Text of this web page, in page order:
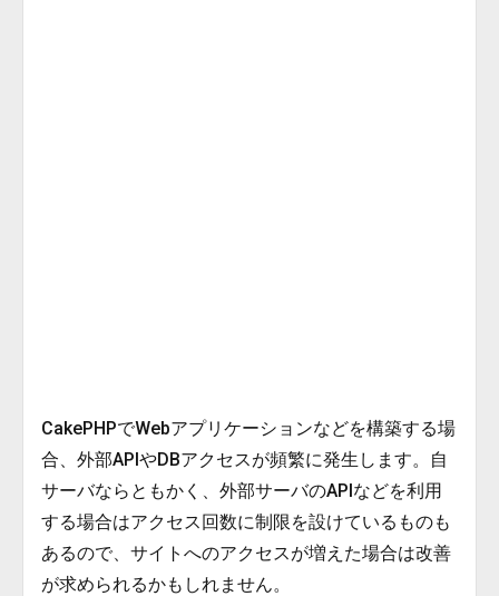
CakePHPでWebアプリケーションなどを構築する場
合、外部APIやDBアクセスが頻繁に発生します。自
サーバならともかく、外部サーバのAPIなどを利用
する場合はアクセス回数に制限を設けているものも
あるので、サイトへのアクセスが増えた場合は改善
が求められるかもしれません。